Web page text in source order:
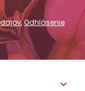
,Odhlásenie